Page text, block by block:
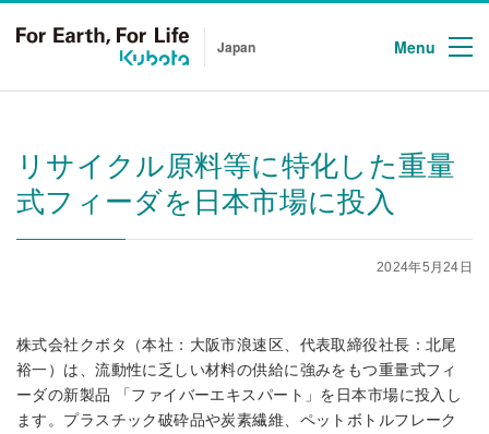
Japan Menu
リサイクル原料等に特化した重量
式フィーダを日本市場に投入
2024年5月24日
株式会社クボタ（本社：大阪市浪速区、代表取締役社長：北尾
裕一）は、流動性に乏しい材料の供給に強みをもつ重量式フィ
ーダの新製品 「ファイバーエキスパート」を日本市場に投入し
ます。プラスチック破砕品や炭素繊維、ペットボトルフレーク